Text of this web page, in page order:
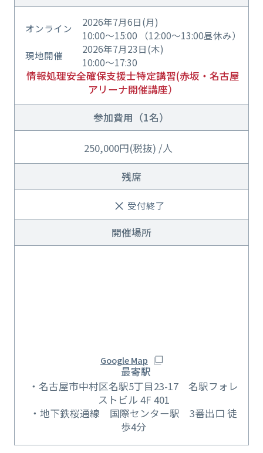
オンライン
2026年7月6日(月)
10:00～15:00 （12:00～13:00昼休み）
現地開催
2026年7月23日(木)
10:00～17:30
情報処理安全確保支援士特定講習(赤坂・名古屋
アリーナ開催講座）
参加費用（1名）
250,000円(税抜) /人
残席
受付終了
開催場所
Google Map
最寄駅
名古屋市中村区名駅5丁目23-17 名駅フォレ
ストビル 4F 401
地下鉄桜通線 国際センター駅 3番出口 徒
歩4分